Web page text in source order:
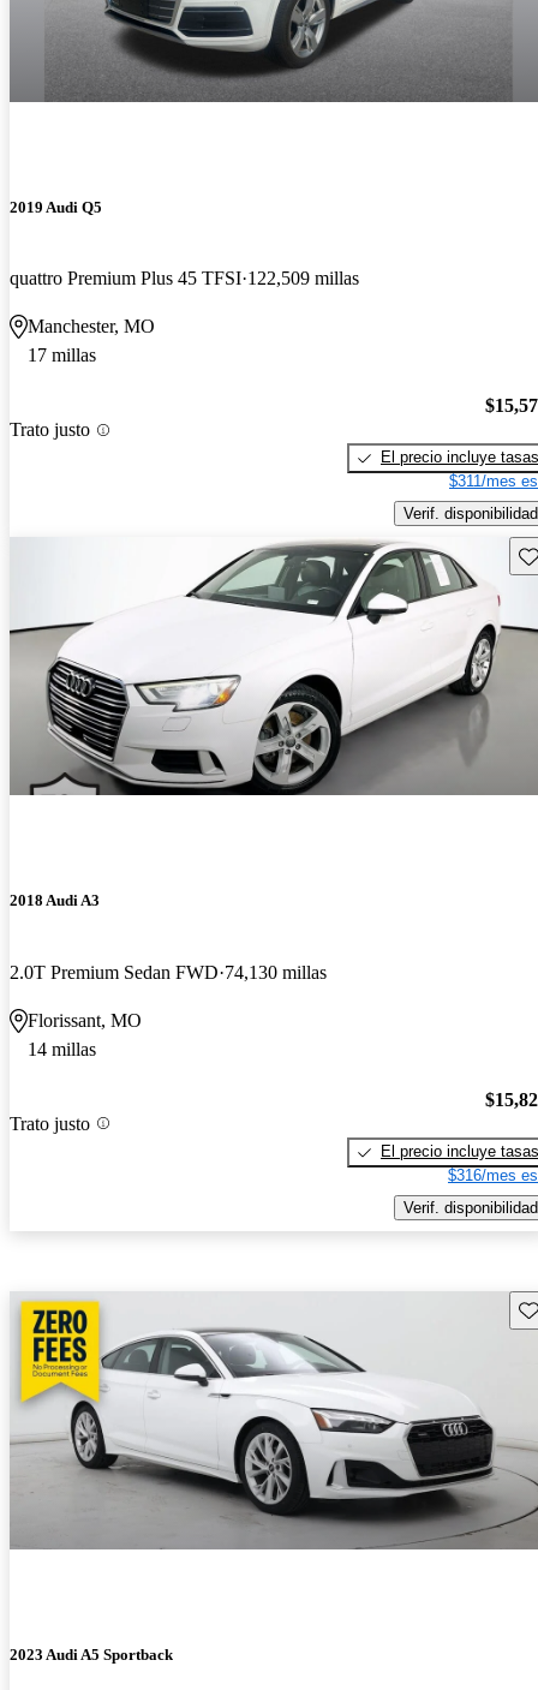
2019 Audi Q5
quattro Premium Plus 45 TFSI 122,509 millas
Manchester, MO
17 millas
Trato justo
El precio incluye tasas
$311/mes
Verif. disponibilidad
2018 Audi A3
2.0T Premium Sedan FWD 74,130 millas
Florissant, MO
14 millas
Trato justo
El precio incluye tasas
$316/mes
Verif. disponibilidad
2023 Audi A5 Sportback